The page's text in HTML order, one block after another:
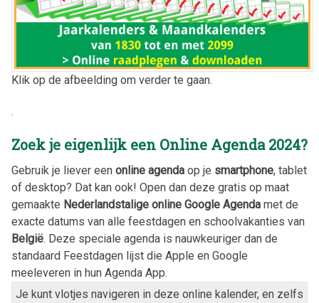
Klik op de afbeelding om verder te gaan.
.
Zoek je eigenlijk een Online Agenda2024?
Gebruik je liever een online agenda op je smartphone, tablet
of desktop? Dat kan ook! Open dan deze gratis op maat
gemaakte Nederlandstalige online Google Agenda met de
exacte datums van alle feestdagen en schoolvakanties van
België. Deze speciale agenda is nauwkeuriger dan de
standaard Feestdagen lijst die Apple en Google
meeleveren in hun Agenda App.
Je kunt vlotjes navigeren in deze online kalender, en zelfs